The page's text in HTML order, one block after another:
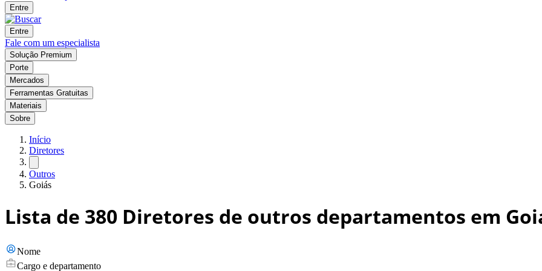
Entre
Entre
Fale com um especialista
Solução Premium
Porte
Mercados
Ferramentas Gratuitas
Materiais
Sobre
Início
Diretores
Outros
Goiás
Lista de 380 Diretores de outros departamentos em
Nome
Cargo e departamento